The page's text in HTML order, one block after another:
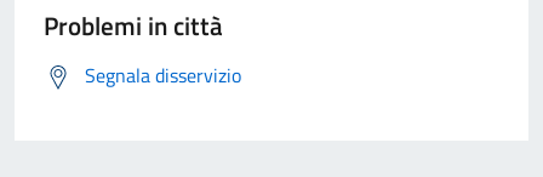
Problemi in città
Segnala disservizio